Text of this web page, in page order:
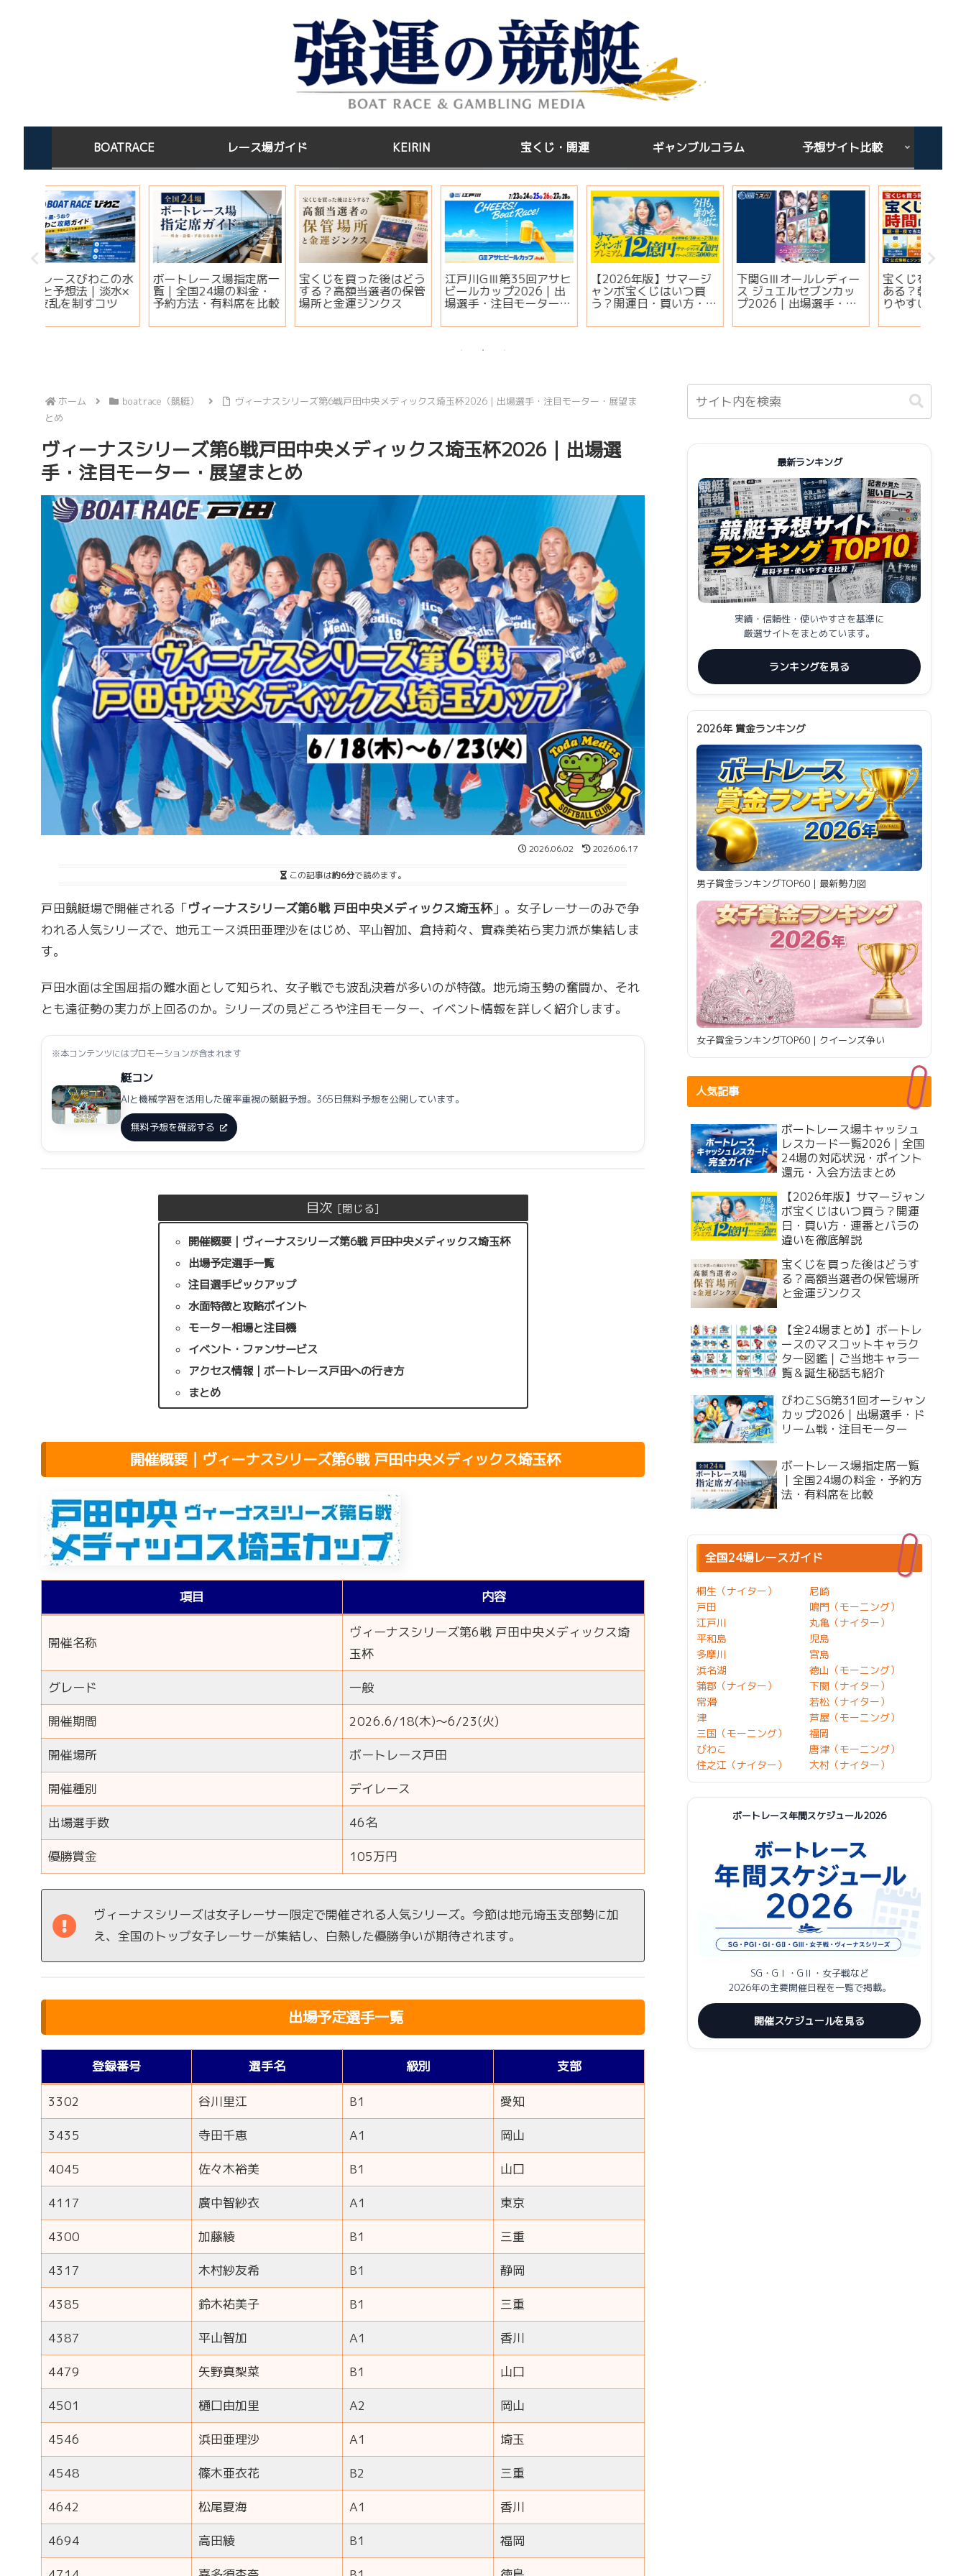
BOATRACE レース場ガイド KEIRIN 宝くじ・開運 ギャンブルコラム 予想サイト比較
ボートレース場指定席一
覧｜全国24場の料金・
予約方法・有料席を比較
宝くじを買った後はどう
する？高額当選者の保管
場所と金運ジンクス
江戸川GⅢ第35回アサヒ
ビールカップ2026｜出
場選手・注目モーター・
【2026年版】サマージ
ャンボ宝くじはいつ買
う？開運日・買い方・連
説
下関GⅢオールレディー
ス ジュエルセブンカッ
プ2026｜出場選手・注
報まとめ
宝くじを買う時間は関係
ある？朝・昼・夜で当た
りやすい時間帯と金運ジ
ホーム boatrace（競艇）
ヴィーナスシリーズ第6戦戸田中央メディックス埼玉杯2026｜出場選手・注目モーター・展望ま
とめ
ヴィーナスシリーズ第6戦戸田中央メディックス埼玉杯2026｜出場選
手・注目モーター・展望まとめ
2026.06.02 2026.06.17
この記事は約6分で読めます。
戸田競艇場で開催される「ヴィーナスシリーズ第6戦 戸田中央メディックス埼玉杯」。女子レーサーのみで争
われる人気シリーズで、地元エース浜田亜理沙をはじめ、平山智加、倉持莉々、實森美祐ら実力派が集結しま
す。
戸田水面は全国屈指の難水面として知られ、女子戦でも波乱決着が多いのが特徴。地元埼玉勢の奮闘か、それ
とも遠征勢の実力が上回るのか。シリーズの見どころや注目モーター、イベント情報を詳しく紹介します。
※本コンテンツにはプロモーションが含まれます
艇コン
AIと機械学習を活用した確率重視の競艇予想。365日無料予想を公開しています。
無料予想を確認する
目次
開催概要｜ヴィーナスシリーズ第6戦 戸田中央メディックス埼玉杯
出場予定選手一覧
注目選手ピックアップ
水面特徴と攻略ポイント
モーター相場と注目機
イベント・ファンサービス
アクセス情報｜ボートレース戸田への行き方
まとめ
開催概要｜ヴィーナスシリーズ第6戦 戸田中央メディックス埼玉杯
項目 内容
開催名称
ヴィーナスシリーズ第6戦 戸田中央メディックス埼
玉杯
グレード 一般
開催期間 2026.6/18(木)～6/23(火)
開催場所 ボートレース戸田
開催種別 デイレース
出場選手数 46名
優勝賞金 105万円
ヴィーナスシリーズは女子レーサー限定で開催される人気シリーズ。今節は地元埼玉支部勢に加
え、全国のトップ女子レーサーが集結し、白熱した優勝争いが期待されます。
出場予定選手一覧
登録番号 選手名 級別 支部
3302 谷川里江 B1 愛知
3435 寺田千恵 A1 岡山
4045 佐々木裕美 B1 山口
4117 廣中智紗衣 A1 東京
4300 加藤綾 B1 三重
4317 木村紗友希 B1 静岡
4385 鈴木祐美子 B1 三重
4387 平山智加 A1 香川
4479 矢野真梨菜 B1 山口
4501 樋口由加里 A2 岡山
4546 浜田亜理沙 A1 埼玉
4548 篠木亜衣花 B2 三重
4642 松尾夏海 A1 香川
4694 高田綾 B1 福岡
最新ランキング
実績・信頼性・使いやすさを基準に
厳選サイトをまとめています。
ランキングを見る
2026年 賞金ランキング
男子賞金ランキングTOP60｜最新勢力図
女子賞金ランキングTOP60｜クイーンズ争い
人気記事
ボートレース場キャッシュ
レスカード一覧2026｜全国
24場の対応状況・ポイント
還元・入会方法まとめ
【2026年版】サマージャン
ボ宝くじはいつ買う？開運
日・買い方・連番とバラの
違いを徹底解説
宝くじを買った後はどうす
る？高額当選者の保管場所
と金運ジンクス
【全24場まとめ】ボートレ
ースのマスコットキャラク
ター図鑑｜ご当地キャラ一
覧＆誕生秘話も紹介
びわこSG第31回オーシャン
カップ2026｜出場選手・ド
リーム戦・注目モーター
ボートレース場指定席一覧
｜全国24場の料金・予約方
法・有料席を比較
全国24場レースガイド
桐生（ナイター）
戸田
江戸川
平和島
多摩川
浜名湖
蒲郡（ナイター）
常滑
津
三国（モーニング）
びわこ
住之江（ナイター）
尼崎
鳴門（モーニング）
丸亀（ナイター）
児島
宮島
徳山（モーニング）
下関（ナイター）
若松（ナイター）
芦屋（モーニング）
福岡
唐津（モーニング）
大村（ナイター）
ボートレース年間スケジュール2026
SG・GⅠ・GⅡ・女子戦など
2026年の主要開催日程を一覧で掲載。
開催スケジュールを見る